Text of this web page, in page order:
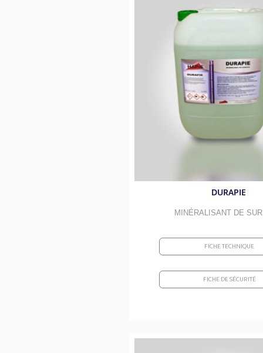
Anti-graffitis et protections
Absorbants routiers et kits
Débituminants et anti-
Désinfections et surodorants
Élections et manifestations
Savons
Linges et
DURAPIE
MINÉRALISANT DE
FICHE TECHNIQUE
FICHE DE SÉCURITÉ